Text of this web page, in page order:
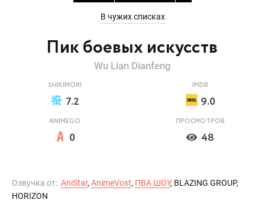
Пик боевых искусств
В чужих списках
Wu Lian Dianfeng
SHIKIMORI
7.2
IMDB
9.0
ANIMEGO
0
ПРОСМОТРОВ
48
Озвучка от: AniStar, AnimeVost, ПВА ШОУ, BLAZING GROUP,
HORIZON